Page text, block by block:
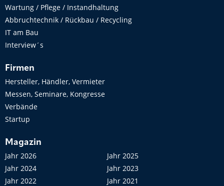
Wartung / Pflege / Instandhaltung
Abbruchtechnik / Rückbau / Recycling
IT am Bau
Interview´s
Firmen
Hersteller, Händler, Vermieter
Messen, Seminare, Kongresse
Verbände
Startup
Magazin
Jahr 2026
Jahr 2025
Jahr 2024
Jahr 2023
Jahr 2022
Jahr 2021